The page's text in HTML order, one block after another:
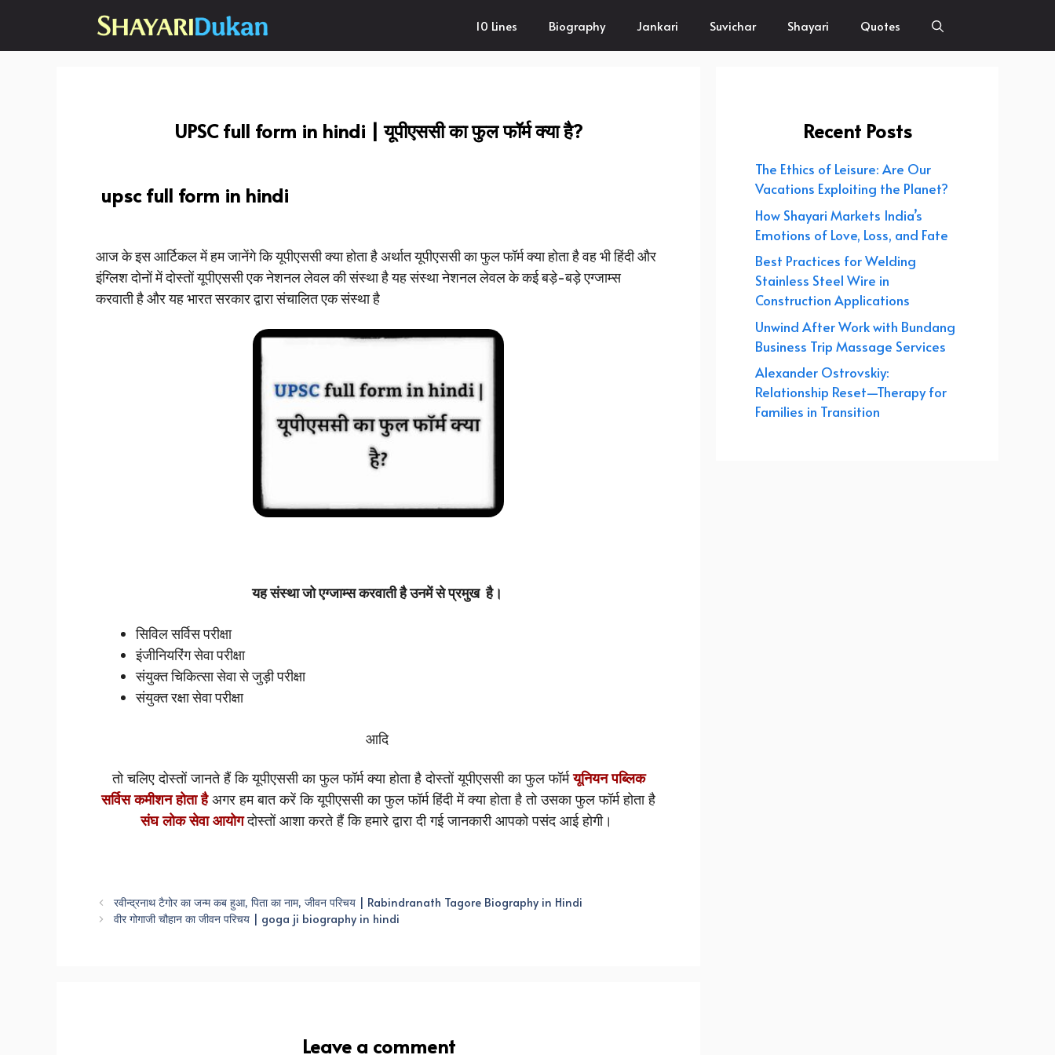
content
10 Lines Biography Jankari Suvichar Shayari Quotes
UPSC full form in hindi | यूपीएससी का फुल फॉर्म क्या है?
upsc full form in hindi
आज के इस आर्टिकल में हम जानेंगे कि यूपीएससी क्या होता है अर्थात यूपीएससी का फुल फॉर्म क्या होता है वह भी हिंदी और
इंग्लिश दोनों में दोस्तों यूपीएससी एक नेशनल लेवल की संस्था है यह संस्था नेशनल लेवल के कई बड़े-बड़े एग्जाम्स
करवाती है और यह भारत सरकार द्वारा संचालित एक संस्था है
यह संस्था जो एग्जाम्स करवाती है उनमें से प्रमुख है।
सिविल सर्विस परीक्षा
इंजीनियरिंग सेवा परीक्षा
संयुक्त चिकित्सा सेवा से जुड़ी परीक्षा
संयुक्त रक्षा सेवा परीक्षा
आदि
तो चलिए दोस्तों जानते हैं कि यूपीएससी का फुल फॉर्म क्या होता है दोस्तों यूपीएससी का फुल फॉर्मयूनियन पब्लिक
सर्विस कमीशन होता हैअगर हम बात करें कि यूपीएससी का फुल फॉर्म हिंदी में क्या होता है तो उसका फुल फॉर्म होता है
संघ लोक सेवा आयोगदोस्तों आशा करते हैं कि हमारे द्वारा दी गई जानकारी आपको पसंद आई होगी।
रवीन्द्रनाथ टैगोर का जन्म कब हुआ, पिता का नाम, जीवन परिचय | Rabindranath Tagore Biography in Hindi
वीर गोगाजी चौहान का जीवन परिचय | goga ji biography in hindi
Leave a comment
Recent Posts
The Ethics of Leisure: Are Our
Vacations Exploiting the Planet?
How Shayari Markets India’s
Emotions of Love, Loss, and Fate
Best Practices for Welding
Stainless Steel Wire in
Construction Applications
Unwind After Work with Bundang
Business Trip Massage Services
Alexander Ostrovskiy:
Relationship Reset—Therapy for
Families in Transition